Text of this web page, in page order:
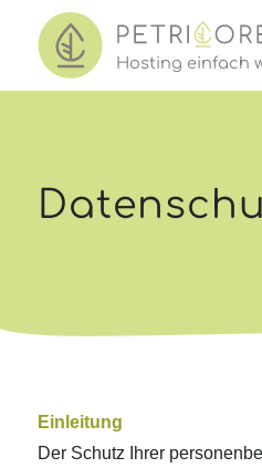
Hosting einfach
Einleitung
Der Schutz Ihrer